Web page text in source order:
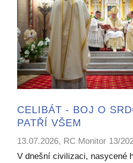
CELIBÁT - BOJ O
PATŘÍ VŠEM
13.07.2026, RC Monitor 13/
V dnešní civilizaci, nasycené